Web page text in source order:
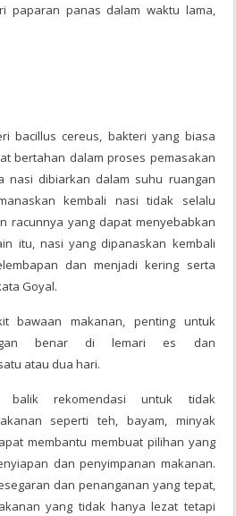
paparan panas dalam waktu lama,
bacillus cereus, bakteri yang biasa
bertahan dalam proses pemasakan
nasi dibiarkan dalam suhu ruangan
kembali nasi tidak selalu
racunnya yang dapat menyebabkan
itu, nasi yang dipanaskan kembali
dan menjadi kering serta
Goyal.
bawaan makanan, penting untuk
benar di lemari es dan
atau dua hari.
balik rekomendasi untuk tidak
seperti teh, bayam, minyak
membantu membuat pilihan yang
dan penyimpanan makanan.
dan penanganan yang tepat,
yang tidak hanya lezat tetapi